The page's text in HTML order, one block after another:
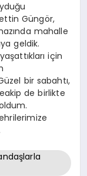
Güngör,
mahalle
geldik.
için
bir sabahtı,
de birlikte